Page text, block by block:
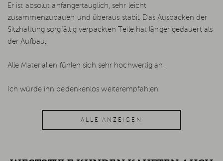
Er ist absolut anfängertauglich, sehr leicht
zusammenzubauen und überaus stabil. Das Auspacken der
Sitzhaltung sorgfältig verpackten Teile hat länger gedauert als
der Aufbau.
Alle Materialien fühlen sich sehr hochwertig an.
Ich würde ihn bedenkenlos weiterempfehlen.
ALLE ANZEIGEN